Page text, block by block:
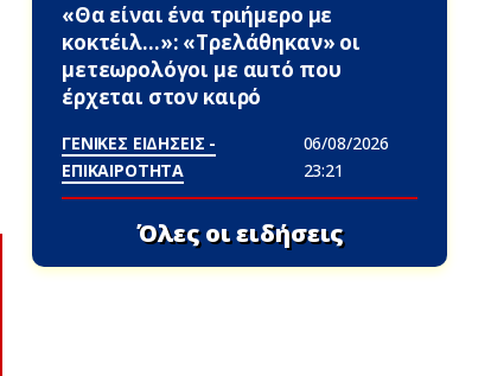
«Θα είναι ένα τριήμερο με
κοκτέιλ…»: «Τρελάθηκαν» οι
μετεωρολόγοι με αuτό που
έρχεται στον καιρό
ΓΕΝΙΚΕΣ ΕΙΔΗΣΕΙΣ -
ΕΠΙΚΑΙΡΟΤΗΤΑ
06/08/2026
23:21
Όλες οι ειδήσεις